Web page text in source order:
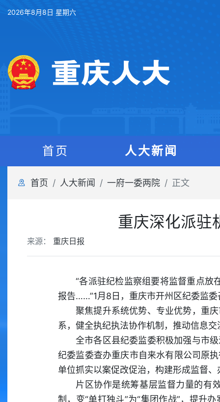
2026年8月8日 星期六
首页 人大新闻
首页 人大新闻 一府一委两院 正文
重庆深化派驻
来源： 重庆日报
“各派驻纪检监察组要将监督重点放
报告……”1月8日，重庆市开州区纪委监
聚焦提升系统优势、专业优势，重
系，健全执纪执法协作机制，推动信息
全市各区县纪委监委积极加强与市
纪委监委查办重庆市自来水有限公司原
单位抓实以案促改促治，构建形成监督
片区协作是统筹基层监督力量的有
制，变“单打独斗”为“集团作战”，提升